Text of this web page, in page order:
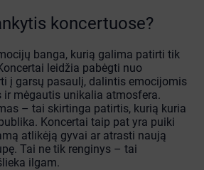
koncertuose?
banga, kurią galima patirti tik
leidžia pabėgti nuo
į garsų pasaulį, dalintis emocijomis
mėgautis unikalia atmosfera.
– tai skirtinga patirtis, kurią kuria
Koncertai taip pat yra puiki
atlikėją gyvai ar atrasti naują
Tai ne tik renginys – tai
ilgam.